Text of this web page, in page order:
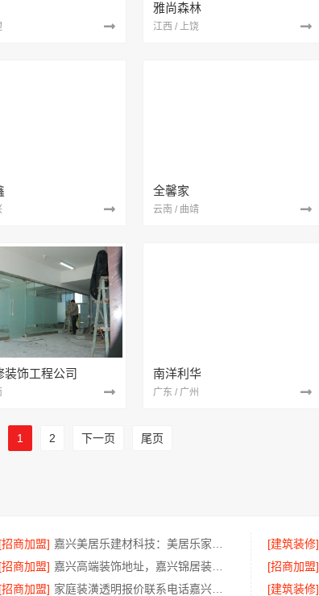
雅尚森林
江西 / 上饶
全馨家
云南 / 曲靖
装饰工程公司 南洋利华
广东 / 广州
1 2 下一页 尾页
[招商加盟] [建筑装修]
[招商加盟] [招商加盟]
[招商加盟] [建筑装修]